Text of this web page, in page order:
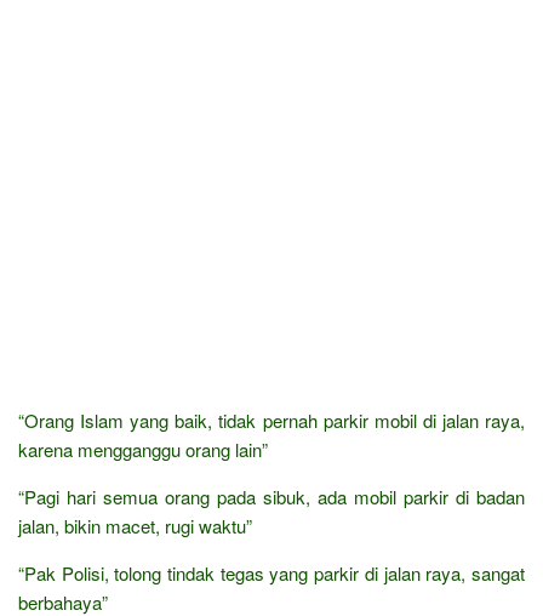
“Orang Islam yang baik, tidak pernah parkir mobil di jalan raya,
karena mengganggu orang lain”
“Pagi hari semua orang pada sibuk, ada mobil parkir di badan
jalan, bikin macet, rugi waktu”
“Pak Polisi, tolong tindak tegas yang parkir di jalan raya, sangat
berbahaya”